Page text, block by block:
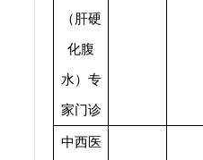
（肝硬
化腹
水）专
家门诊
中西医